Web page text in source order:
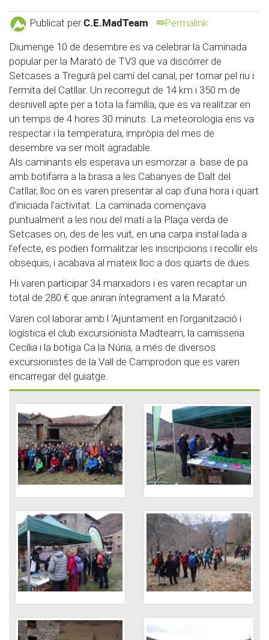
Publicat perC.E.MadTeam
Permalink
Diumenge 10 de desembre es va celebrar la Caminada
popular per la Marató de TV3 que va discórrer de
Setcases a Tregurà pel camí del canal, per tornar pel riu i
l’ermita del Catllar. Un recorregut de 14 km i 350 m de
desnivell apte per a tota la família, que es va realitzar en
un temps de 4 hores 30 minuts. La meteorologia ens va
respectar i la temperatura, impròpia del mes de
desembre va ser molt agradable.
Als caminants els esperava un esmorzar a base de pa
amb botifarra a la brasa a les Cabanyes de Dalt del
Catllar, lloc on es varen presentar al cap d’una hora i quart
d’iniciada l’activitat. La caminada començava
puntualment a les nou del matí a la Plaça verda de
Setcases on, des de les vuit, en una carpa instal·lada a
l’efecte, es podien formalitzar les inscripcions i recollir els
obsequis, i acabava al mateix lloc a dos quarts de dues.
Hi varen participar 34 marxadors i es varen recaptar un
total de 280 € que aniran íntegrament a la Marató.
Varen col·laborar amb l ‘Ajuntament en l’organització i
logística el club excursionista Madteam, la carnisseria
Cecília i la botiga Ca la Núria, a més de diversos
excursionistes de la Vall de Camprodon que es varen
encarregar del guiatge.